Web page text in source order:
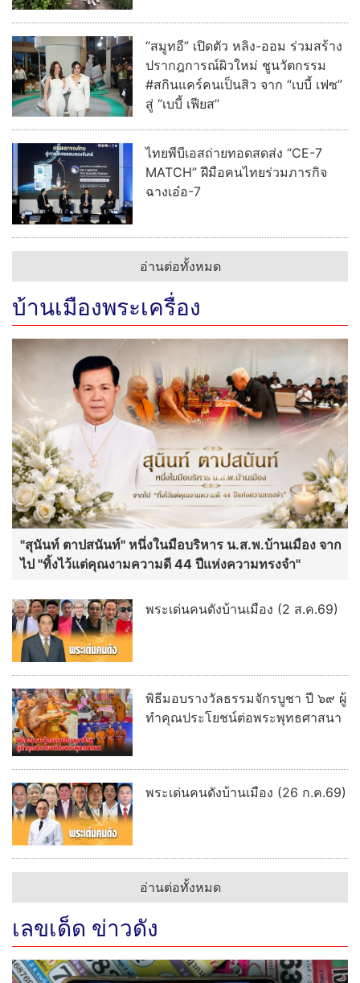
“สมูทอี” เปิดตัว หลิง-ออม ร่วมสร้าง
ปรากฎการณ์ผิวใหม่ ชูนวัตกรรม
#สกินแคร์คนเป็นสิว จาก “เบบี้ เฟซ”
สู่ “เบบี้ เฟียส”
ไทยพีบีเอสถ่ายทอดสดส่ง “CE-7
MATCH” ฝีมือคนไทยร่วมภารกิจ
ฉางเอ๋อ-7
อ่านต่อทั้งหมด
บ้านเมืองพระเครื่อง
"สุนันท์ ตาปสนันท์" หนึ่งในมือบริหาร น.ส.พ.บ้านเมือง จาก
ไป "ทิ้งไว้แต่คุณงามความดี 44 ปีแห่งความทรงจำ"
พระเด่นคนดังบ้านเมือง (2 ส.ค.69)
พิธีมอบรางวัลธรรมจักรบูชา ปี ๖๙ ผู้
ทำคุณประโยชน์ต่อพระพุทธศาสนา
พระเด่นคนดังบ้านเมือง (26 ก.ค.69)
อ่านต่อทั้งหมด
เลขเด็ด ข่าวดัง